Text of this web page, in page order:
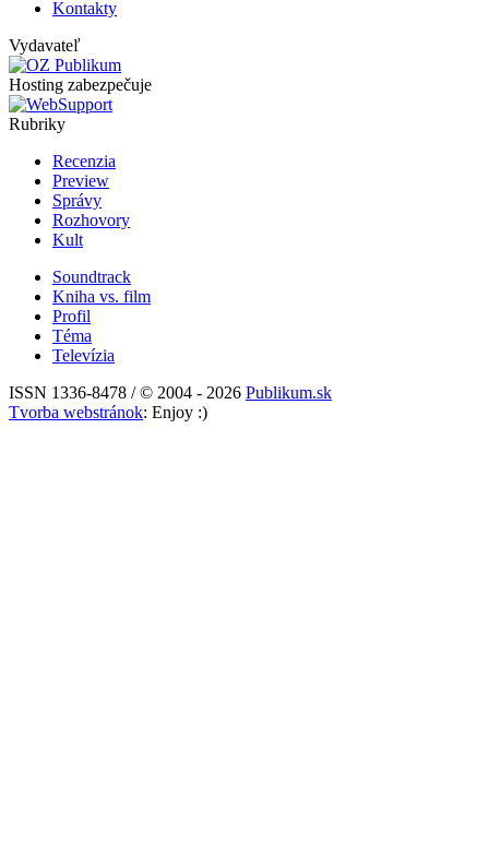
Kontakty
Vydavateľ
Hosting zabezpečuje
Rubriky
Recenzia
Preview
Správy
Rozhovory
Kult
Soundtrack
Kniha vs. film
Profil
Téma
Televízia
ISSN 1336-8478 / © 2004 - 2026 Publikum.sk
Tvorba webstránok: Enjoy :)